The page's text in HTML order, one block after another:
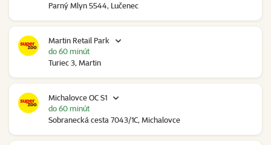
Parný Mlyn 5544, Lučenec
Martin Retail Park
Turiec 3, Martin
do 60 minút
Michalovce OC S1
Sobranecká cesta 7043/1C, Michalovce
do 60 minút